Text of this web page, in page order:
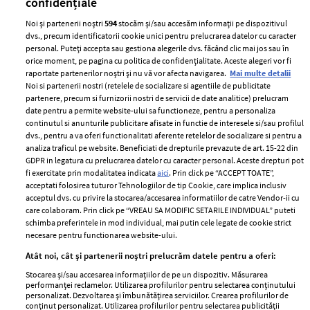
ELLE Style Awards
2024
Despre ELLE
Romania
Contact
Abonamente
Termeni si conditii
Politica de
confidențialitate
Politica de cookies
Publicitate
GSP
Unica
femei
Viva
Avantaje
Noi și partenerii noștri594stocăm și/sau accesăm informații pe dispozitivul
dvs., precum identificatorii cookie unici pentru prelucrarea datelor cu caracter
personal. Puteți accepta sau gestiona alegerile dvs. făcând clic mai jos sau în
orice moment, pe pagina cu politica de confidențialitate. Aceste alegeri vor fi
raportate partenerilor noștri și nu vă vor afecta navigarea. Mai multe detalii
Noi si partenerii nostri (retelele de socializare si agentiile de publicitate
partenere, precum si furnizorii nostri de servicii de date analitice) prelucram
date pentru a permite website-ului sa functioneze, pentru a personaliza
continutul si anunturile publicitare afisate in functie de interesele si/sau profilul
dvs., pentru a va oferi functionalitati aferente retelelor de socializare si pentru a
analiza traficul pe website. Beneficiati de drepturile prevazute de art. 15-22 din
GDPR in legatura cu prelucrarea datelor cu caracter personal. Aceste drepturi pot
fi exercitate prin modalitatea indicataaici. Prin click pe “ACCEPT TOATE”,
acceptati folosirea tuturor Tehnologiilor de tip Cookie, care implica inclusiv
acceptul dvs. cu privire la stocarea/accesarea informatiilor de catre Vendor-ii cu
care colaboram. Prin click pe “VREAU SA MODIFIC SETARILE INDIVIDUAL” puteti
schimba preferintele in mod individual, mai putin cele legate de cookie strict
necesare pentru functionarea website-ului.
Atât noi, cât și partenerii noștri prelucrăm datele pentru a oferi:
Stocarea și/sau accesarea informațiilor de pe un dispozitiv. Măsurarea
performanței reclamelor. Utilizarea profilurilor pentru selectarea conținutului
personalizat. Dezvoltarea și îmbunătățirea serviciilor. Crearea profilurilor de
conținut personalizat. Utilizarea profilurilor pentru selectarea publicității